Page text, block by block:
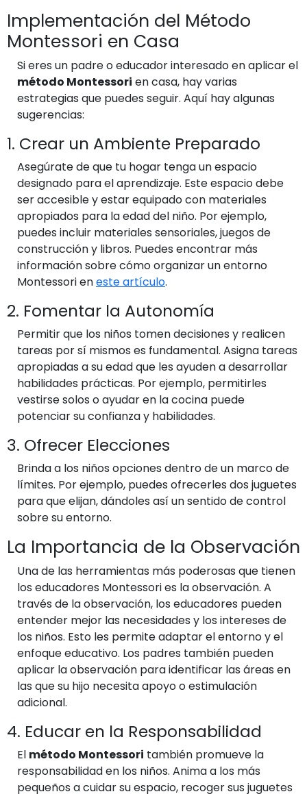
Implementación del Método
Montessori en Casa
Si eres un padre o educador interesado en aplicar el
método Montessori en casa, hay varias
estrategias que puedes seguir. Aquí hay algunas
sugerencias:
1. Crear un Ambiente Preparado
Asegúrate de que tu hogar tenga un espacio
designado para el aprendizaje. Este espacio debe
ser accesible y estar equipado con materiales
apropiados para la edad del niño. Por ejemplo,
puedes incluir materiales sensoriales, juegos de
construcción y libros. Puedes encontrar más
información sobre cómo organizar un entorno
Montessori eneste artículo.
2. Fomentar la Autonomía
Permitir que los niños tomen decisiones y realicen
tareas por sí mismos es fundamental. Asigna tareas
apropiadas a su edad que les ayuden a desarrollar
habilidades prácticas. Por ejemplo, permitirles
vestirse solos o ayudar en la cocina puede
potenciar su confianza y habilidades.
3. Ofrecer Elecciones
Brinda a los niños opciones dentro de un marco de
límites. Por ejemplo, puedes ofrecerles dos juguetes
para que elijan, dándoles así un sentido de control
sobre su entorno.
La Importancia de la Observación
Una de las herramientas más poderosas que tienen
los educadores Montessori es la observación. A
través de la observación, los educadores pueden
entender mejor las necesidades y los intereses de
los niños. Esto les permite adaptar el entorno y el
enfoque educativo. Los padres también pueden
aplicar la observación para identificar las áreas en
las que su hijo necesita apoyo o estimulación
adicional.
4. Educar en la Responsabilidad
El método Montessori también promueve la
responsabilidad en los niños. Anima a los más
pequeños a cuidar su espacio, recoger sus juguetes